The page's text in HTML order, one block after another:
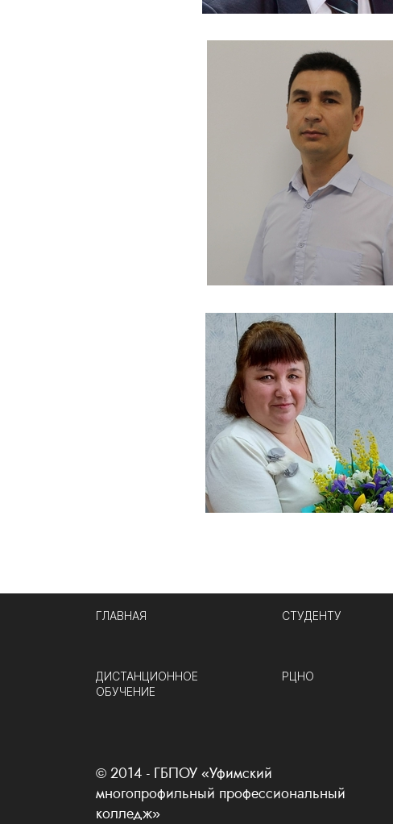
ГЛАВНАЯ СТУДЕНТУ
ДИСТАНЦИОННОЕ
ОБУЧЕНИЕ
РЦНО
© 2014 - ГБПОУ «Уфимский
многопрофильный профессиональный
колледж»